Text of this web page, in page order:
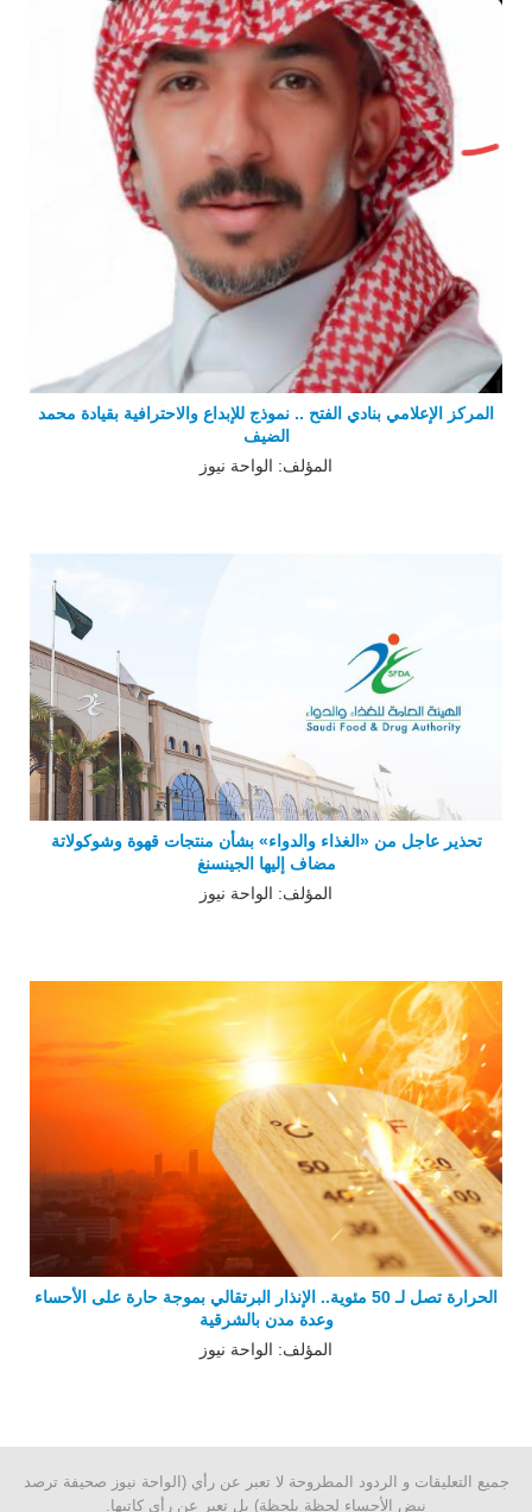
المركز الإعلامي بنادي الفتح .. نموذج للإبداع والاحترافية بقيادة محمد
الضيف
المؤلف: الواحة نيوز
تحذير عاجل من «الغذاء والدواء» بشأن منتجات قهوة وشوكولاتة
مضاف إليها الجينسنغ
المؤلف: الواحة نيوز
الحرارة تصل لـ 50 مئوية.. الإنذار البرتقالي بموجة حارة على الأحساء
وعدة مدن بالشرقية
المؤلف: الواحة نيوز
جميع التعليقات و الردود المطروحة لا تعبر عن رأي (الواحة نيوز صحيفة ترصد
نبض الأحساء لحظة بلحظة) بل تعبر عن رأي كاتبها.